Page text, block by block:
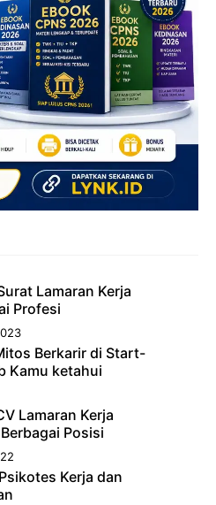
Lamaran Kerja
Profesi
Berkarir di Start-
Kamu ketahui
Lamaran Kerja
Posisi
Kerja dan